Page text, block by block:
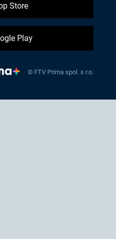
Store
Play
© FTV Prima spol. s r.o.